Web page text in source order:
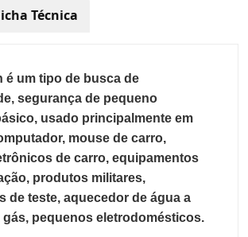
Técnica
é um tipo de busca de
segurança de pequeno
usado principalmente em
mouse de carro,
de carro, equipamentos
produtos militares,
de teste, aquecedor de água a
gás, pequenos eletrodomésticos.